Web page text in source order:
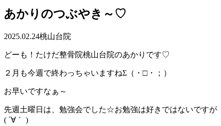
あかりのつぶやき～♡
2025.02.24桃山台院
どーも！たけだ整骨院桃山台院のあかりです♡
２月も今週で終わっちゃいますねΣ（・□・；）
お早いですなぁ～
先週土曜日は、勉強会でした☆お勉強は好きではないですが
( ´∀｀ )